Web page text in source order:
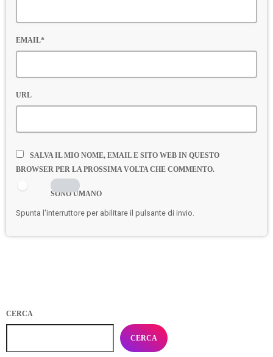
EMAIL*
URL
SALVA IL MIO NOME, EMAIL E SITO WEB IN QUESTO
BROWSER PER LA PROSSIMA VOLTA CHE COMMENTO.
SONO UMANO
Spunta l'interruttore per abilitare il pulsante di invio.
CERCA
CERCA